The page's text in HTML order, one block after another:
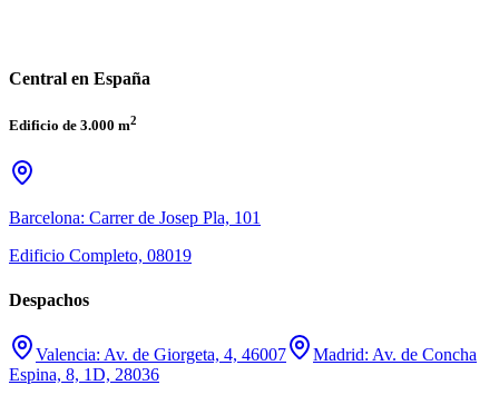
Central en España
Edificio de 3.000 m2
Barcelona: Carrer de Josep Pla, 101
Edificio Completo, 08019
Despachos
Valencia: Av. de Giorgeta, 4, 46007
Madrid: Av. de Concha
Espina, 8, 1D, 28036